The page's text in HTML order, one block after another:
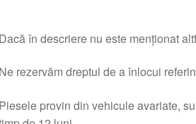
Dacă în descriere nu este menționat
Ne rezervăm dreptul de a înlocui
Piesele provin din vehicule avariate,